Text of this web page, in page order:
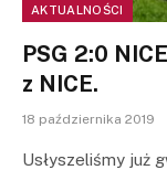
AKTUALNOŚCI
PSG 2:0
z NICE.
18 października 2019
Usłyszeliśmy już